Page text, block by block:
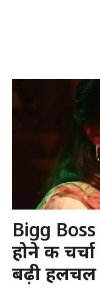
Bigg
होने की
बढ़ी हलचल